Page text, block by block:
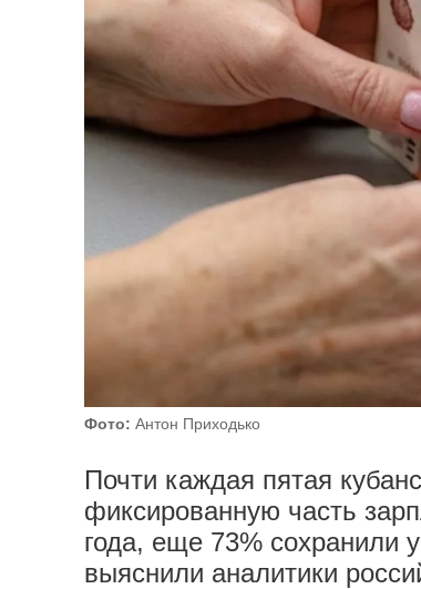
Фото: Антон Приходько
Почти каждая пятая
фиксированную часть
года, еще 73% сохранили
выяснили аналитики